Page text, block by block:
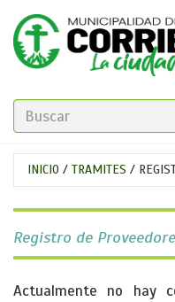
Pasar
contenido
principal
FORMULARIO
BÚSQUEDA
Se
encuentra
usted
INICIO / TRAMITES /
Registro de
Actualmente no hay